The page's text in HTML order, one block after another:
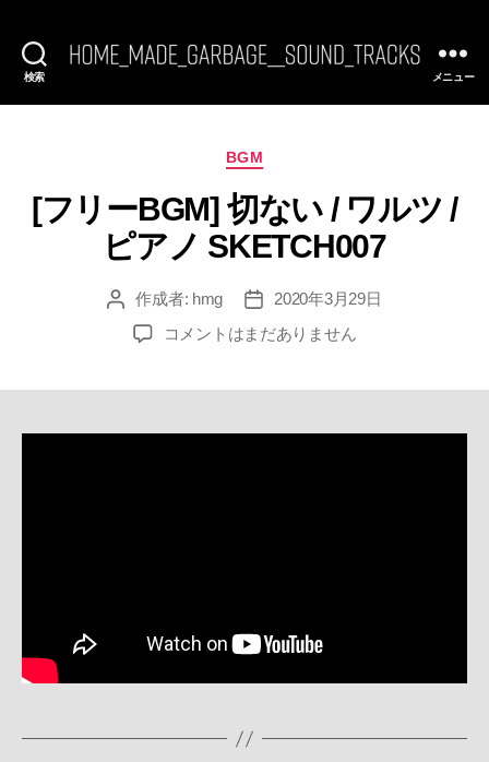
検索
BGM]
SoundTracks
メニュー
カ
ゴ
リ
ー
BGM
[フリーBGM] 切ない / ワルツ /
ピアノ SKETCH007
投
作成者: hmg
投
稿
日
2020年3月29日
[フ
ア
の
コメントはまだありません